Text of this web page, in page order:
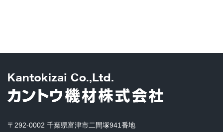
〒292-0002 千葉県富津市二間塚941番地